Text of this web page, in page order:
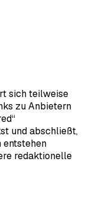
sich teilweise
zu Anbietern
und abschließt,
entstehen
redaktionelle